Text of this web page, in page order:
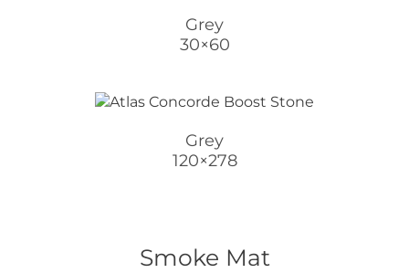
Grey
30×60
Grey
120×278
Smoke Mat